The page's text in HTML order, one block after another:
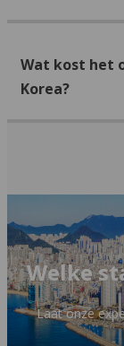
Wat kost het
Korea?
Welke
Laat onze